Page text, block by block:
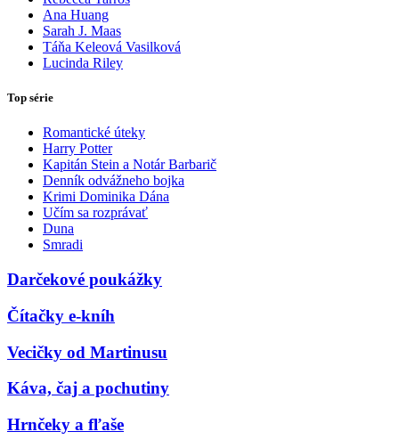
Ana Huang
Sarah J. Maas
Táňa Keleová Vasilková
Lucinda Riley
Top série
Romantické úteky
Harry Potter
Kapitán Stein a Notár Barbarič
Denník odvážneho bojka
Krimi Dominika Dána
Učím sa rozprávať
Duna
Smradi
Darčekové poukážky
Čítačky e-kníh
Vecičky od Martinusu
Káva, čaj a pochutiny
Hrnčeky a fľaše